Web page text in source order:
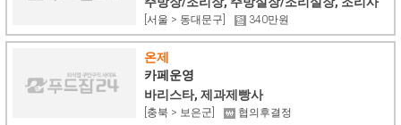
[서울 > 동대문구] 340만원
온제
카페운영
바리스타, 제과제빵사
[충북 > 보은군] 협의후결정